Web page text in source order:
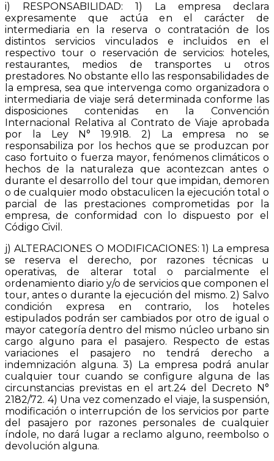
i) RESPONSABILIDAD: 1) La empresa declara
expresamente que actúa en el carácter de
intermediaria en la reserva o contratación de los
distintos servicios vinculados e incluidos en el
respectivo tour o reservación de servicios: hoteles,
restaurantes, medios de transportes u otros
prestadores. No obstante ello las responsabilidades de
la empresa, sea que intervenga como organizadora o
intermediaria de viaje será determinada conforme las
disposiciones contenidas en la Convención
Internacional Relativa al Contrato de Viaje aprobada
por la Ley N° 19.918. 2) La empresa no se
responsabiliza por los hechos que se produzcan por
caso fortuito o fuerza mayor, fenómenos climáticos o
hechos de la naturaleza que acontezcan antes o
durante el desarrollo del tour que impidan, demoren
o de cualquier modo obstaculicen la ejecución total o
parcial de las prestaciones comprometidas por la
empresa, de conformidad con lo dispuesto por el
Código Civil.
j) ALTERACIONES O MODIFICACIONES: 1) La empresa
se reserva el derecho, por razones técnicas u
operativas, de alterar total o parcialmente el
ordenamiento diario y/o de servicios que componen el
tour, antes o durante la ejecución del mismo. 2) Salvo
condición expresa en contrario, los hoteles
estipulados podrán ser cambiados por otro de igual o
mayor categoría dentro del mismo núcleo urbano sin
cargo alguno para el pasajero. Respecto de estas
variaciones el pasajero no tendrá derecho a
indemnización alguna. 3) La empresa podrá anular
cualquier tour cuando se configure alguna de las
circunstancias previstas en el art.24 del Decreto N°
2182/72. 4) Una vez comenzado el viaje, la suspensión,
modificación o interrupción de los servicios por parte
del pasajero por razones personales de cualquier
índole, no dará lugar a reclamo alguno, reembolso o
devolución alguna.